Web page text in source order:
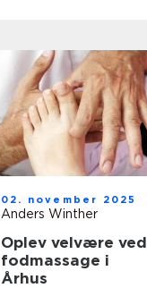
02. november 2025
Anders Winther
Oplev velvære ved
fodmassage i
Århus